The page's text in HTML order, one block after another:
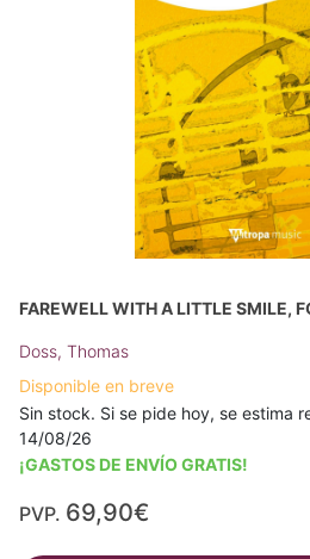
FAREWELL WITH A LITTLE SMILE,
Doss, Thomas
Disponible en breve
Sin stock. Si se pide hoy, se estima
14/08/26
¡GASTOS DE ENVÍO GRATIS!
PVP. 69,90€